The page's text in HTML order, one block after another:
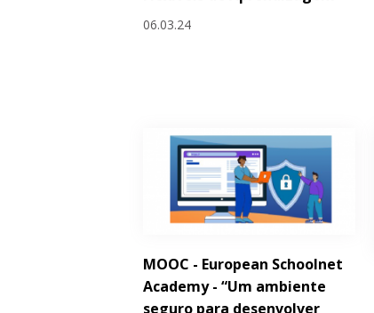
06.03.24
MOOC - European Schoolnet
Academy - “Um ambiente
seguro para desenvolver